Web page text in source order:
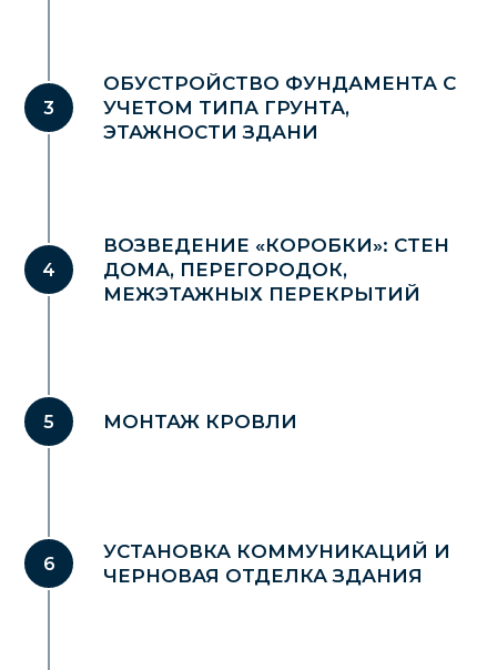
ОБУСТРОЙСТВО ФУНДАМЕНТА С
УЧЕТОМ ТИПА ГРУНТА,
ЭТАЖНОСТИ ЗДАНИ
ВОЗВЕДЕНИЕ «КОРОБКИ»: СТЕН
ДОМА, ПЕРЕГОРОДОК,
МЕЖЭТАЖНЫХ ПЕРЕКРЫТИЙ
МОНТАЖ КРОВЛИ
УСТАНОВКА КОММУНИКАЦИЙ И
ЧЕРНОВАЯ ОТДЕЛКА ЗДАНИЯ
ОТВЕТЬТЕ ВСЕГО НА 5 ВОПРОСОВ И
Рассчитать стоимость
+7 (914) 541 52 34
sk-kit.khv@mail.ru